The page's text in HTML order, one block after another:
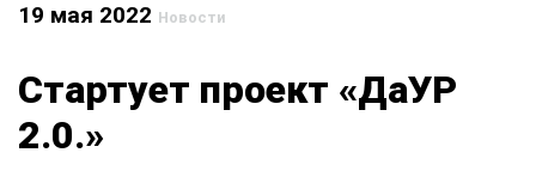
19 мая 2022 Новости
Стартует проект «ДаУР
2.0.»